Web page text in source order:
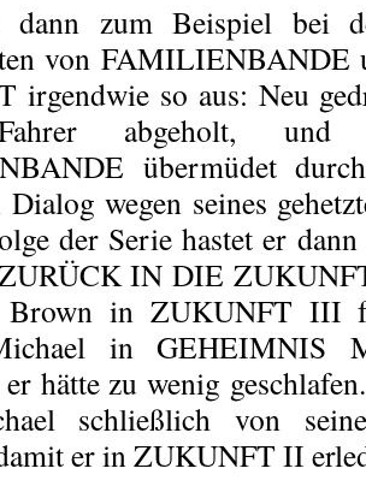
dann zum Beispiel bei
von
irgendwie so aus: Neu
abgeholt,
übermüdet
Dialog wegen seines
der Serie hastet er
IN DIE
Brown in ZUKUNFT III
in GEHEIMNIS
hätte zu wenig
schließlich von
er in ZUKUNFT II